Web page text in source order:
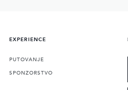
EXPERIENCE
PUTOVANJE
SPONZORSTVO